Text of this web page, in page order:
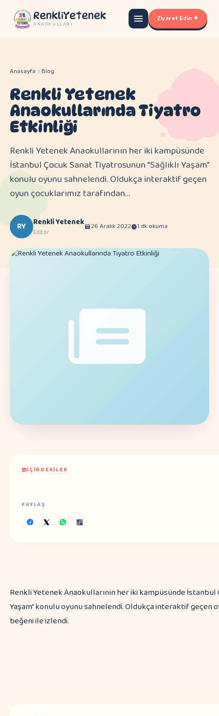
RenkliYetenek
ANAOKULLARI
Ziyaret Edin ✦
Anasayfa Blog
Renkli Yetenek
Anaokullarında Tiyatro
Etkinliği
Renkli Yetenek Anaokullarının her iki kampüsünde
İstanbul Çocuk Sanat Tiyatrosunun "Sağlıklı Yaşam"
konulu oyunu sahnelendi. Oldukça interaktif geçen
oyun çocuklarımız tarafından…
RY Renkli Yetenek
Editör
26 Aralık 2022 1 dk okuma
İÇINDEKILER
PAYLAŞ
Renkli Yetenek Anaokullarının her iki kampüsünde İstanbul
Yaşam" konulu oyunu sahnelendi. Oldukça interaktif geçen
beğeni ile izlendi.